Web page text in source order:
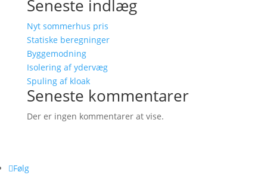
Seneste indlæg
Nyt sommerhus pris
Statiske beregninger
Byggemodning
Isolering af ydervæg
Spuling af kloak
Seneste kommentarer
Der er ingen kommentarer at vise.
Følg